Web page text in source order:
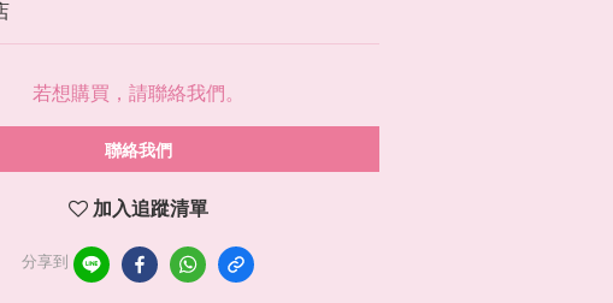
若想購買，請聯絡我們。
聯絡我們
加入追蹤清單
分享到